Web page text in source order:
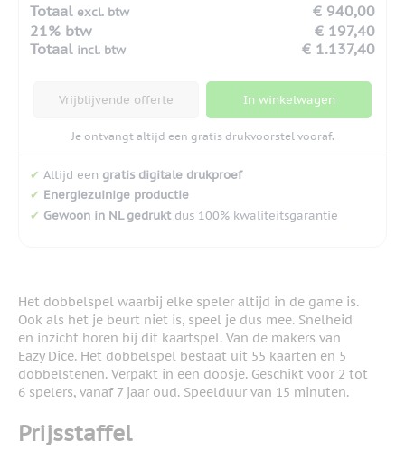
Totaal excl. btw
€ 940,00
21% btw
€ 197,40
Totaal incl. btw € 1.137,40
Vrijblijvende offerte In winkelwagen
Je ontvangt altijd een gratis drukvoorstel vooraf.
✔ Altijd een gratis digitale drukproef
✔ Energiezuinige productie
✔ Gewoon in NL gedruktdus 100% kwaliteitsgarantie
Het dobbelspel waarbij elke speler altijd in de game is.
Ook als het je beurt niet is, speel je dus mee. Snelheid
en inzicht horen bij dit kaartspel. Van de makers van
Eazy Dice. Het dobbelspel bestaat uit 55 kaarten en 5
dobbelstenen. Verpakt in een doosje. Geschikt voor 2 tot
6 spelers, vanaf 7 jaar oud. Speelduur van 15 minuten.
Prijsstaffel